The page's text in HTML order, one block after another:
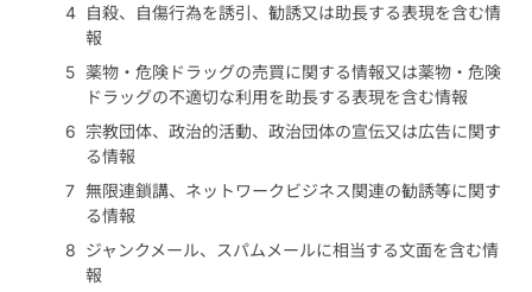
自殺、自傷行為を誘引、勧誘又は助長する表現を含む情
報
薬物・危険ドラッグの売買に関する情報又は薬物・危険
ドラッグの不適切な利用を助長する表現を含む情報
宗教団体、政治的活動、政治団体の宣伝又は広告に関す
る情報
無限連鎖講、ネットワークビジネス関連の勧誘等に関す
る情報
ジャンクメール、スパムメールに相当する文面を含む情
報